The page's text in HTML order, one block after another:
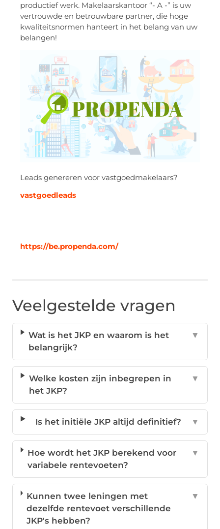
productief werk. Makelaarskantoor “- A -” is uw
vertrouwde en betrouwbare partner, die hoge
kwaliteitsnormen hanteert in het belang van uw
belangen!
Leads genereren voor vastgoedmakelaars?
vastgoedleads
https://be.propenda.com/
Veelgestelde vragen
Wat is het JKP en waarom is het
belangrijk?
▼
Welke kosten zijn inbegrepen in
het JKP?
▼
Is het initiële JKP altijd definitief? ▼
Hoe wordt het JKP berekend voor
variabele rentevoeten?
▼
Kunnen twee leningen met
dezelfde rentevoet verschillende
JKP's hebben?
▼